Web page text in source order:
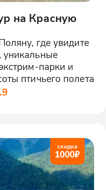
на Красную
где увидите
парки и
птичьего полета
скидка
1000₽